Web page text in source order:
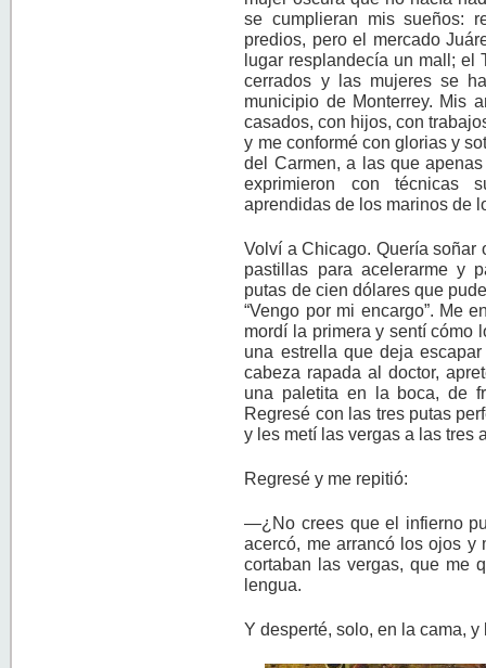
se cumplieran mis sueños:
predios, pero el mercado
lugar resplandecía un mall; el
cerrados y las mujeres se
municipio de Monterrey. Mis
casados, con hijos, con
y me conformé con glorias y
del Carmen, a las que
exprimieron con técnicas
aprendidas de los marinos de
Volví a Chicago. Quería soñar
pastillas para acelerarme y
putas de cien dólares que
“Vengo por mi encargo”. Me
mordí la primera y sentí cómo
una estrella que deja
cabeza rapada al doctor,
una paletita en la boca, de
Regresé con las tres putas
y les metí las vergas a las tres
Regresé y me repitió:
—¿No crees que el infierno
acercó, me arrancó los ojos y
cortaban las vergas, que me
lengua.
Y desperté, solo, en la cama,